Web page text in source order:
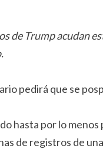
de Trump acudan
pedirá que se
hasta por lo
de registros de